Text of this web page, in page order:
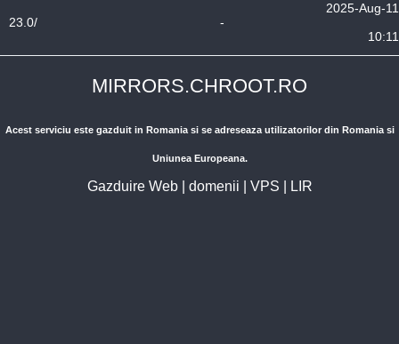
23.0/ -
2025-Aug-11
10:11
MIRRORS.CHROOT.RO
Acest serviciu este gazduit in Romania si se adreseaza utilizatorilor din Romania si
Uniunea Europeana.
Gazduire Web| domenii VPS LIR